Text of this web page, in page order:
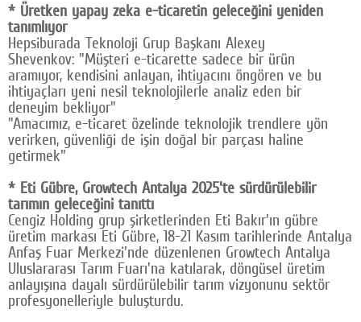
* Üretken yapay zeka e-ticaretin geleceğini yeniden
tanımlıyor
Hepsiburada Teknoloji Grup Başkanı Alexey
Shevenkov: "Müşteri e-ticarette sadece bir ürün
aramıyor, kendisini anlayan, ihtiyacını öngören ve bu
ihtiyaçları yeni nesil teknolojilerle analiz eden bir
deneyim bekliyor"
"Amacımız, e-ticaret özelinde teknolojik trendlere yön
verirken, güvenliği de işin doğal bir parçası haline
getirmek"
* Eti Gübre, Growtech Antalya 2025'te sürdürülebilir
tarımın geleceğini tanıttı
Cengiz Holding grup şirketlerinden Eti Bakır'ın gübre
üretim markası Eti Gübre, 18-21 Kasım tarihlerinde Antalya
Anfaş Fuar Merkezi'nde düzenlenen Growtech Antalya
Uluslararası Tarım Fuarı'na katılarak, döngüsel üretim
anlayışına dayalı sürdürülebilir tarım vizyonunu sektör
profesyonelleriyle buluşturdu.